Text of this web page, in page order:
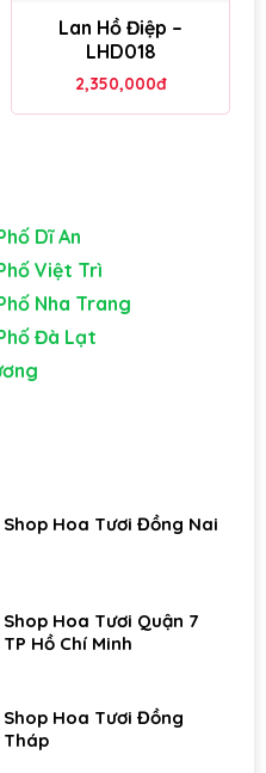
Lan Hồ Điệp –
LHD018
2,350,000đ
Dĩ An
Việt Trì
Nha Trang
Đà Lạt
Shop Hoa Tươi Đồng Nai
Shop Hoa Tươi Quận 7
TP Hồ Chí Minh
Shop Hoa Tươi Đồng
Tháp